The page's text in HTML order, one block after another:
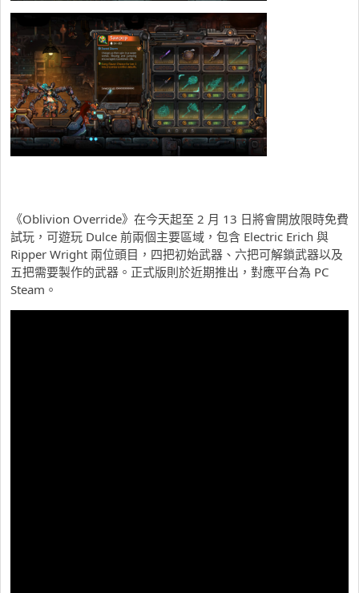
《Oblivion Override》在今天起至 2 月 13 日將會開放限時免費
試玩，可遊玩 Dulce 前兩個主要區域，包含 Electric Erich 與
Ripper Wright 兩位頭目，四把初始武器、六把可解鎖武器以及
五把需要製作的武器。正式版則於近期推出，對應平台為 PC
Steam。